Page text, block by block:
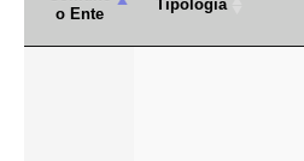
o Ente
Tipologia